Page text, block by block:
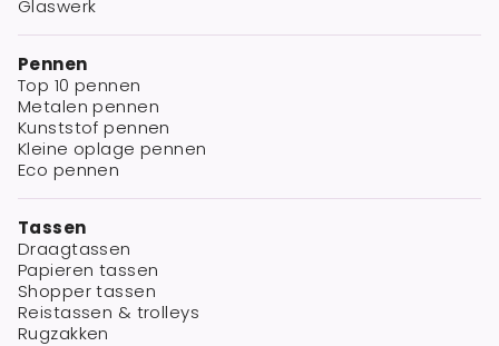
Glaswerk
Pennen
Top 10 pennen
Metalen pennen
Kunststof pennen
Kleine oplage pennen
Eco pennen
Tassen
Draagtassen
Papieren tassen
Shopper tassen
Reistassen & trolleys
Rugzakken